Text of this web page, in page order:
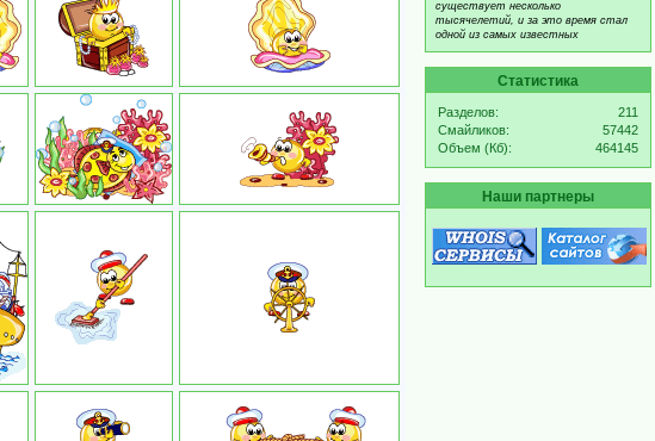
Статистика
Разделов:
211
Смайликов:
57442
Объем (Кб):
464145
Наши партнеры